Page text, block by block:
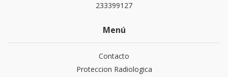
233399127
Menú
Contacto
Proteccion Radiologica